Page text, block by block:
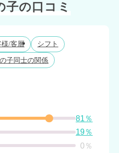
子の口コミ
様/客層 シフト
子同士の関係
81％
19％
0％